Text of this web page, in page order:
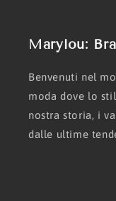
Marylou:
Benvenuti nel
moda dove lo
nostra storia, i
dalle ultime